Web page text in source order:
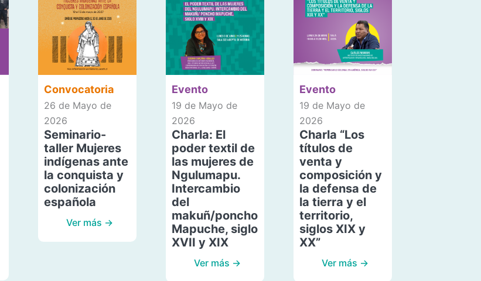
Convocatoria
26 de Mayo de
2026
Seminario-
taller Mujeres
indígenas ante
la conquista y
colonización
española
Ver más →
Evento
19 de Mayo de
2026
Charla: El
poder textil de
las mujeres de
Ngulumapu.
Intercambio
del
makuñ/poncho
Mapuche, siglo
XVII y XIX
Ver más →
Evento
19 de Mayo de
2026
Charla “Los
títulos de
venta y
composición y
la defensa de
la tierra y el
territorio,
siglos XIX y
XX”
Ver más →